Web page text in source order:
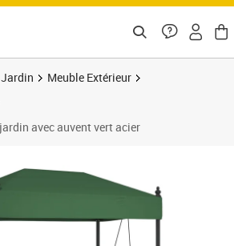
Jardin
Meuble Extérieur
avec auvent vert acier